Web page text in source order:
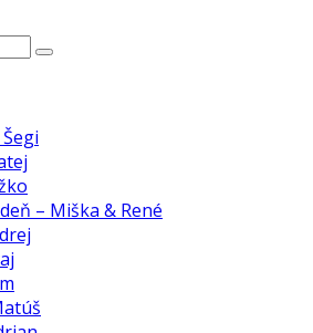
– Miška & René